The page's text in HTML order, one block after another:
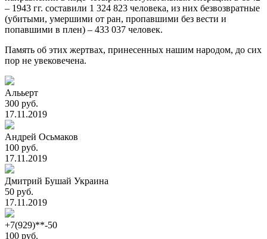
– 1943 гг. составили 1 324 823 человека, из них безвозвратные
(убитыми, умершими от ран, пропавшими без вести и
попавшими в плен) – 433 037 человек.
Память об этих жертвах, принесенных нашим народом, до сих
пор не увековечена.
Алььерт
300 руб.
17.11.2019
Андрей Осьмаков
100 руб.
17.11.2019
Дмитрий Бушай Украина
50 руб.
17.11.2019
+7(929)**-50
100 руб.